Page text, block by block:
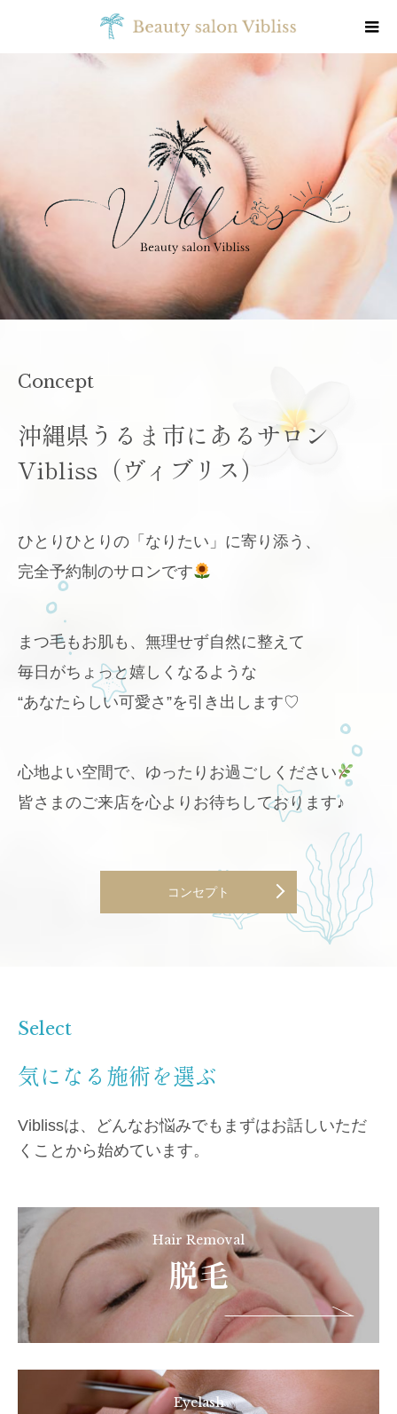
Concept
沖縄県うるま市にあるサロン
Vibliss（ヴィブリス）
ひとりひとりの「なりたい」に寄り添う、
完全予約制のサロンです
まつ毛もお肌も、無理せず自然に整えて
毎日がちょっと嬉しくなるような
“あなたらしい可愛さ”を引き出します♡
心地よい空間で、ゆったりお過ごしください
皆さまのご来店を心よりお待ちしております♪
コンセプト
Select
気になる施術を選ぶ
Viblissは、どんなお悩みでもまずはお話しいただ
くことから始めています。
Hair Removal
脱毛
Eyelash